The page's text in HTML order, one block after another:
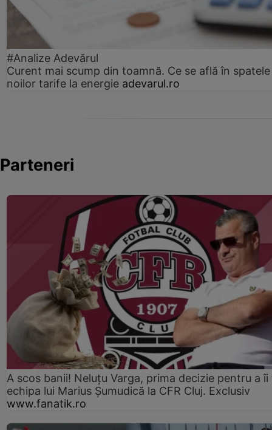
#Analize Adevărul
Curent mai scump din toamnă. Ce se află în spatele
noilor tarife la energie adevarul.ro
Parteneri
A scos banii! Neluțu Varga, prima decizie pentru a îi
echipa lui Marius Șumudică la CFR Cluj. Exclusiv
www.fanatik.ro